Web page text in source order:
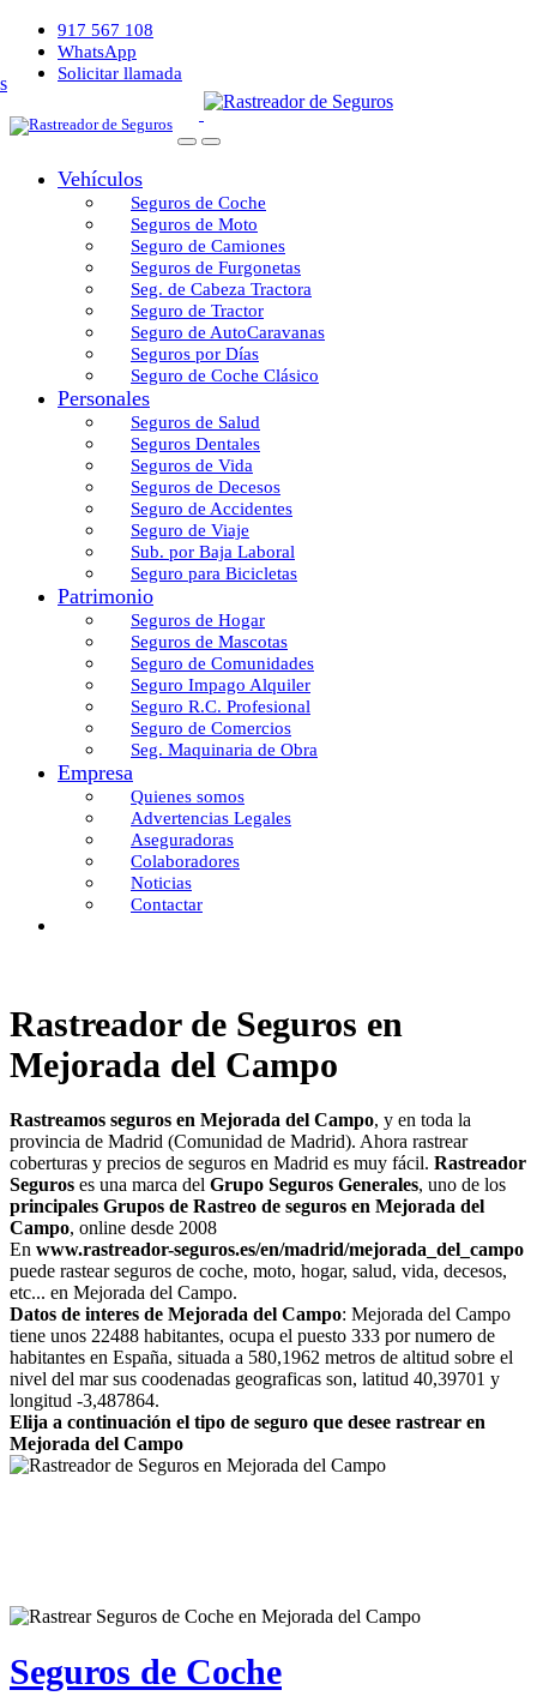
917 567 108
WhatsApp
Solicitar llamada
Vehículos
Seguros de Coche
Seguros de Moto
Seguro de Camiones
Seguros de Furgonetas
Seg. de Cabeza Tractora
Seguro de Tractor
Seguro de AutoCaravanas
Seguros por Días
Seguro de Coche Clásico
Personales
Seguros de Salud
Seguros Dentales
Seguros de Vida
Seguros de Decesos
Seguro de Accidentes
Seguro de Viaje
Sub. por Baja Laboral
Seguro para Bicicletas
Patrimonio
Seguros de Hogar
Seguros de Mascotas
Seguro de Comunidades
Seguro Impago Alquiler
Seguro R.C. Profesional
Seguro de Comercios
Seg. Maquinaria de Obra
Empresa
Quienes somos
Advertencias Legales
Aseguradoras
Colaboradores
Noticias
Contactar
Rastreador de Seguros en
Mejorada del Campo
Rastreamos seguros en Mejorada del Campo, y en toda la
provincia de Madrid (Comunidad de Madrid). Ahora rastrear
coberturas y precios de seguros en Madrid es muy fácil. Rastreador
Seguros es una marca del Grupo Seguros Generales, uno de los
principales Grupos de Rastreo de seguros en Mejorada del
Campo, online desde 2008
En www.rastreador-seguros.es/en/madrid/mejorada_del_campo
puede rastear seguros de coche, moto, hogar, salud, vida, decesos,
etc... en Mejorada del Campo.
Datos de interes de Mejorada del Campo: Mejorada del Campo
tiene unos 22488 habitantes, ocupa el puesto 333 por numero de
habitantes en España, situada a 580,1962 metros de altitud sobre el
nivel del mar sus coodenadas geograficas son, latitud 40,39701 y
longitud -3,487864.
Elija a continuación el tipo de seguro que desee rastrear en
Mejorada del Campo
Seguros de Coche